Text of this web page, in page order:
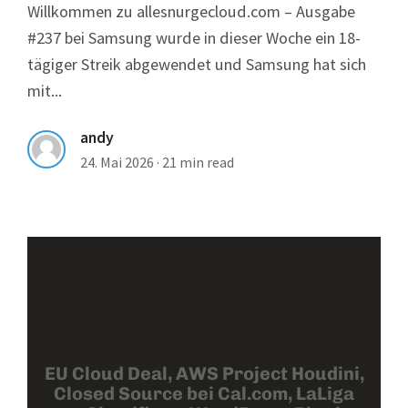
Willkommen zu allesnurgecloud.com – Ausgabe
#237 bei Samsung wurde in dieser Woche ein 18-
tägiger Streik abgewendet und Samsung hat sich
mit...
andy
24. Mai 2026 · 21 min read
EU Cloud Deal, AWS Project Houdini,
Closed Source bei Cal.com, LaLiga